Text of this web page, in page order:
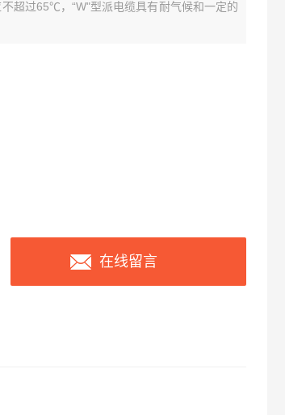
超过65℃，“W"型派电缆具有耐气候和一定的
在线留言